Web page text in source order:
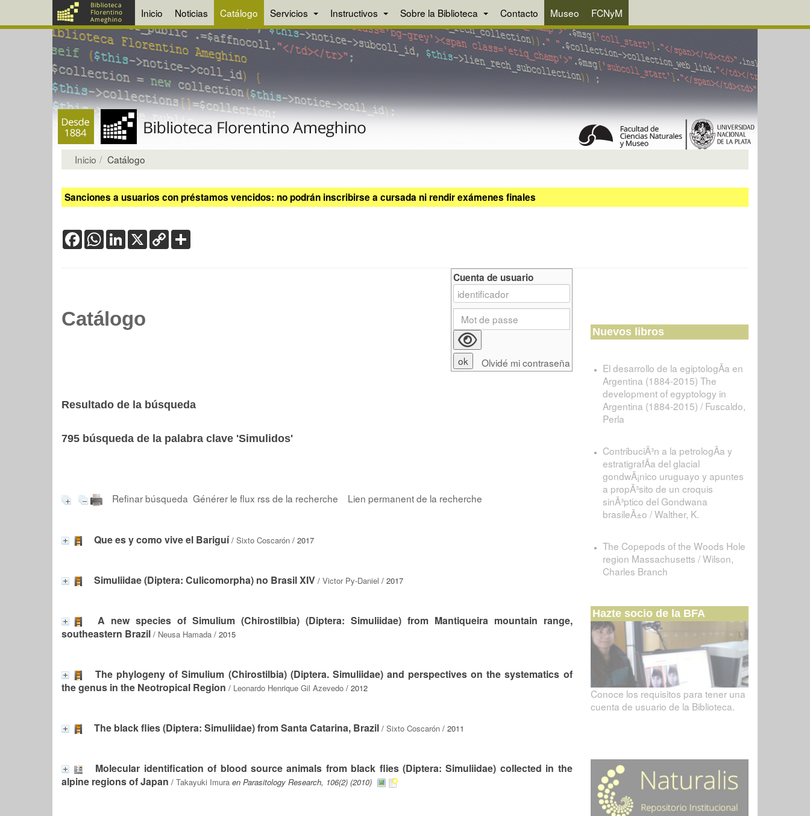
Inicio Noticias Catálogo Servicios Instructivos Sobre la Biblioteca Contacto Museo FCNyM
Inicio Catálogo
Sanciones a usuarios con préstamos vencidos: no podrán inscribirse a cursada ni rendir exámenes finales
FacebookWhatsApp
LinkedIn
X Copy
Link
Catálogo
Resultado de la búsqueda
795 búsqueda de la palabra clave 'Simulidos'
Refinar búsqueda Générer le flux rss de la recherche Lien permanent de la recherche
Que es y como vive el Bariguí/ Sixto Coscarón / 2017
Simuliidae (Diptera: Culicomorpha) no Brasil XIV / Victor Py-Daniel / 2017
A new species of Simulium (Chirostilbia) (Diptera: Simuliidae) from Mantiqueira mountain range,
southeastern Brazil / Neusa Hamada / 2015
The phylogeny of Simulium (Chirostilbia) (Diptera. Simuliidae) and perspectives on the systematics of
the genus in the Neotropical Region / Leonardo Henrique Gil Azevedo / 2012
The black flies (Diptera: Simuliidae) from Santa Catarina, Brazil / Sixto Coscarón / 2011
Molecular identification of blood source animals from black flies (Diptera: Simuliidae) collected in the
alpine regions of Japan / Takayuki Imura en Parasitology Research, 106(2) (2010)
Cuenta de usuario
Olvidé mi contraseña
Nuevos libros
El desarrollo de la egiptologÃ­a en
Argentina (1884-2015) The
development of egyptology in
Argentina (1884-2015) / Fuscaldo,
Perla
ContribuciÃ³n a la petrologÃ­a y
estratigrafÃ­a del glacial
gondwÃ¡nico uruguayo y apuntes
a propÃ³sito de un croquis
sinÃ³ptico del Gondwana
brasileÃ±o / Walther, K.
The Copepods of the Woods Hole
region Massachusetts / Wilson,
Charles Branch
Hazte socio de la BFA
Conoce los requisitos para tener una
cuenta de usuario de la Biblioteca.